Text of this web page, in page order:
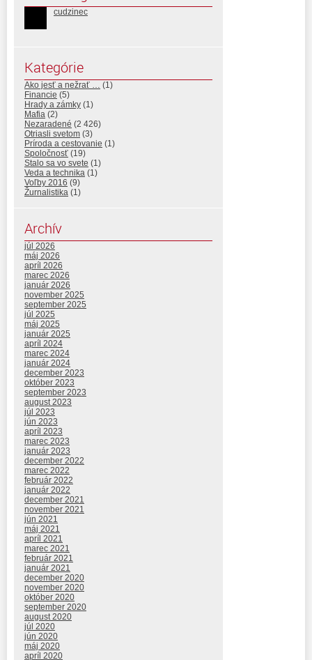
cudzinec
Kategórie
Ako jesť a nežrať … (1)
Financie (5)
Hrady a zámky (1)
Mafia (2)
Nezaradené (2 426)
Otriasli svetom (3)
Príroda a cestovanie (1)
Spoločnosť (19)
Stalo sa vo svete (1)
Veda a technika (1)
Voľby 2016 (9)
Žurnalistika (1)
Archív
júl 2026
máj 2026
apríl 2026
marec 2026
január 2026
november 2025
september 2025
júl 2025
máj 2025
január 2025
apríl 2024
marec 2024
január 2024
december 2023
október 2023
september 2023
august 2023
júl 2023
jún 2023
apríl 2023
marec 2023
január 2023
december 2022
marec 2022
február 2022
január 2022
december 2021
november 2021
jún 2021
máj 2021
apríl 2021
marec 2021
február 2021
január 2021
december 2020
november 2020
október 2020
september 2020
august 2020
júl 2020
jún 2020
máj 2020
apríl 2020